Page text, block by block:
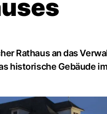
Rathaus an das
historische Gebäude